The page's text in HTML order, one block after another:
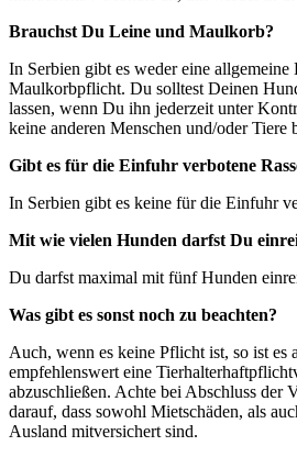
Brauchst Du Leine und Maulkorb?
In Serbien gibt es weder eine
Maulkorbpflicht. Du solltest Deinen
lassen, wenn Du ihn jederzeit unter
keine anderen Menschen und/oder Tiere
Gibt es für die Einfuhr verbotene
In Serbien gibt es keine für die Einfuhr
Mit wie vielen Hunden darfst Du
Du darfst maximal mit fünf Hunden
Was gibt es sonst noch zu beachten?
Auch, wenn es keine Pflicht ist, so ist es
empfehlenswert eine
abzuschließen. Achte bei Abschluss der
darauf, dass sowohl Mietschäden, als
Ausland mitversichert sind.